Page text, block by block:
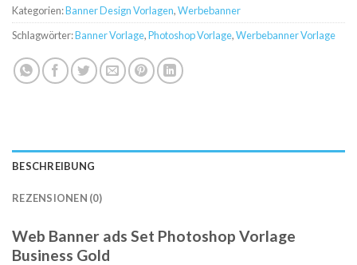
Kategorien:Banner Design Vorlagen,Werbebanner
Schlagwörter:Banner Vorlage,Photoshop Vorlage,Werbebanner Vorlage
BESCHREIBUNG
REZENSIONEN (0)
Web Banner ads Set Photoshop Vorlage
Business Gold